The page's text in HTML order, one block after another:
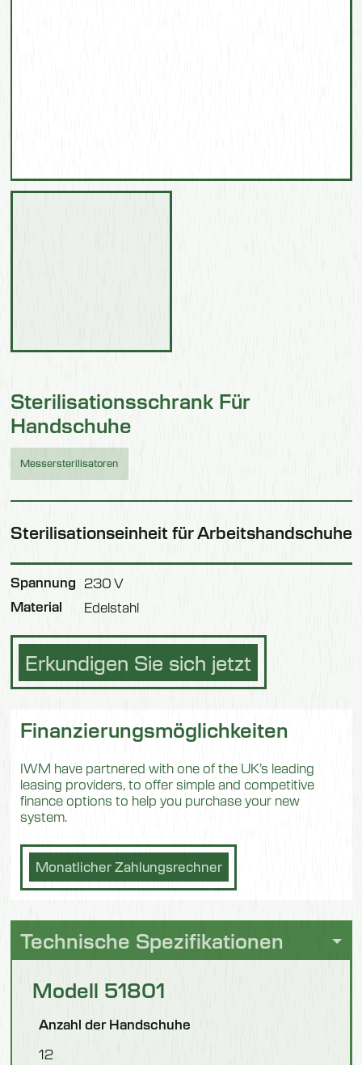
Sterilisationsschrank Für
Handschuhe
Messersterilisatoren
Sterilisationseinheit für Arbeitshandschuhe
Spannung 230 V
Material Edelstahl
Erkundigen Sie sich jetzt
Finanzierungsmöglichkeiten
IWM have partnered with one of the UK’s leading
leasing providers, to offer simple and competitive
finance options to help you purchase your new
system.
Monatlicher Zahlungsrechner
Technische Spezifikationen
Modell 51801
Anzahl der Handschuhe
12